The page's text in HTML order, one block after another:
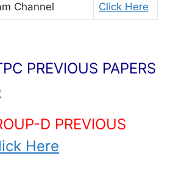
Channel Click Here
PREVIOUS PAPERS
D PREVIOUS
Here